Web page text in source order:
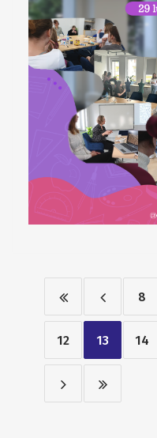
8
12 13 14